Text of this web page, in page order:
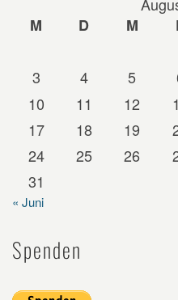
M
D M
3
4 5
10
11 12
17
18 19
24
25 26
31
« Juni
Spenden